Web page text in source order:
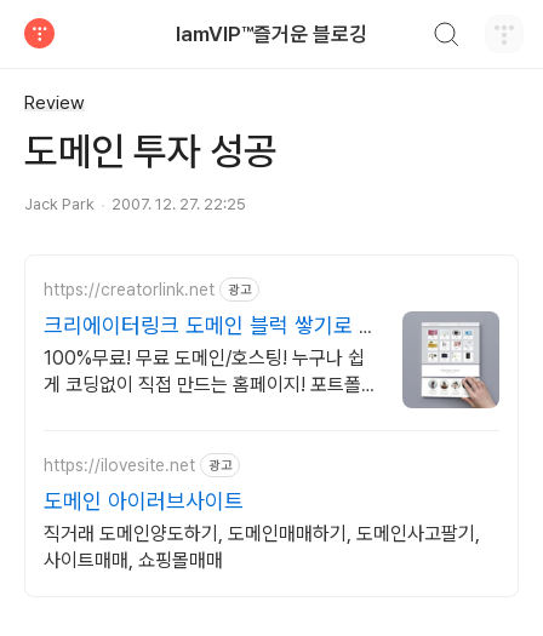
IamVIP™즐거운 블로깅
Review
도메인 투자 성공
Jack Park 2007. 12. 27. 22:25
https://creatorlink.net 광고
크리에이터링크 도메인 블럭 쌓기로 만
드는 홈페이지
100%무료! 무료 도메인/호스팅! 누구나 쉽
게 코딩없이 직접 만드는 홈페이지! 포트폴리
https://ilovesite.net 광고
도메인 아이러브사이트
직거래 도메인양도하기, 도메인매매하기, 도메인사고팔기,
사이트매매, 쇼핑몰매매